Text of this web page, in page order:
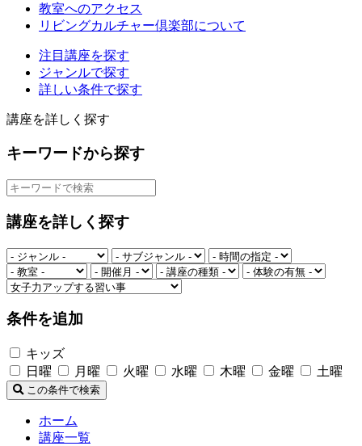
教室へのアクセス
リビングカルチャー倶楽部について
注目講座を探す
ジャンルで探す
詳しい条件で探す
講座を詳しく探す
キーワードから探す
講座を詳しく探す
条件を追加
キッズ
日曜
月曜 火曜 水曜 木曜 金曜 土曜
この条件で検索
ホーム
講座一覧